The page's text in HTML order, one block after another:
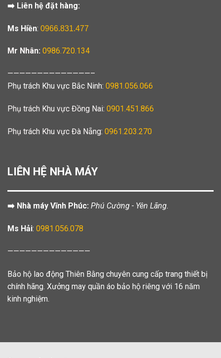
➡️ Liên hệ đặt hàng:
Ms Hiền: 0966.831.477
Mr Nhân: 0986.720.134
——————————————–
Phụ trách Khu vực Bắc Ninh: 0981.056.066
Phụ trách Khu vực Đồng Nai: 0901.451.866
Phụ trách Khu vực Đà Nẵng: 0961.203.270
LIÊN HỆ NHÀ MÁY
➡️ Nhà máy Vĩnh Phúc: Phú Cường - Yên Lãng.
Ms Hải: 0981.056.078
——————————————
Bảo hộ lao động Thiên Bằng chuyên cung cấp trang thiết bị
chính hãng. Xưởng may quần áo bảo hộ riêng với 16 năm
kinh nghiệm.